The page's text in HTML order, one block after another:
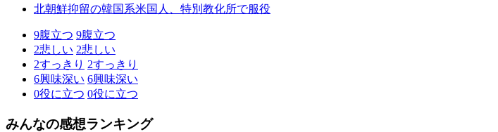
北朝鮮抑留の韓国系米国人、特別教化所で服役
9腹立つ 9腹立つ
2悲しい 2悲しい
2すっきり 2すっきり
6興味深い 6興味深い
0役に立つ 0役に立つ
みんなの感想ランキング